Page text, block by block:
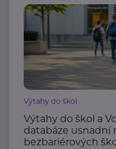
Výtahy do škol
Výtahy do škol a
databáze usnadní
bezbariérových